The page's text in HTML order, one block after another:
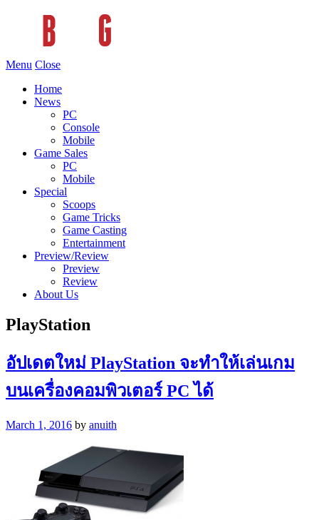
Menu Close
Home
News
PC
Console
Mobile
Game Sales
PC
Mobile
Special
Scoops
Game Tricks
Game Casting
Entertainment
Preview/Review
Preview
Review
About Us
PlayStation
อัปเดตใหม่ PlayStation จะทำให้เล่นเกม
บนเครื่องคอมพิวเตอร์ PC ได้
March 1, 2016 by anuith